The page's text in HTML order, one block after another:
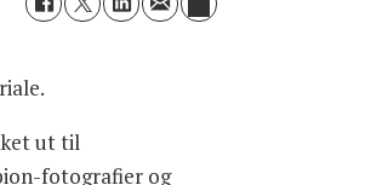
ut til
fotografier og